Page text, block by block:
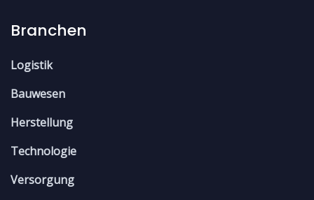
Branchen
Logistik
Bauwesen
Herstellung
Technologie
Versorgung